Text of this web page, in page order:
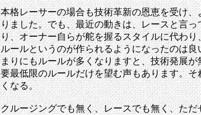
本格レーサーの場合も技術革新の恩恵を受け
りました。でも、最近の動きは、レースと言
り、オーナー自らが舵を握るスタイルに代わ
ルールというのが作られるようになったのは
まりにもルールが多くなりますと、技術発展
要最低限のルールだけを望む声もあります。
くなる。
クルージングでも無く、レースでも無く、た